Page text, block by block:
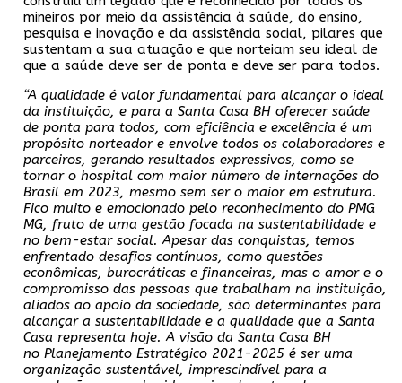
mineiros por meio da assistência à saúde, do ensino,
pesquisa e inovação e da assistência social, pilares que
sustentam a sua atuação e que norteiam seu ideal de
que a saúde deve ser de ponta e deve ser para todos.
“A qualidade é valor fundamental para alcançar o ideal
da instituição, e para a Santa Casa BH oferecer saúde
de ponta para todos, com eficiência e excelência é um
propósito norteador e envolve todos os colaboradores e
parceiros, gerando resultados expressivos, como se
tornar o hospital com maior número de internações do
Brasil em 2023, mesmo sem ser o maior em estrutura.
Fico muito e emocionado pelo reconhecimento do PMG
MG, fruto de uma gestão focada na sustentabilidade e
no bem-estar social. Apesar das conquistas, temos
enfrentado desafios contínuos, como questões
econômicas, burocráticas e financeiras, mas o amor e o
compromisso das pessoas que trabalham na instituição,
aliados ao apoio da sociedade, são determinantes para
alcançar a sustentabilidade e a qualidade que a Santa
Casa representa hoje. A visão da Santa Casa BH
no Planejamento Estratégico 2021-2025 é ser uma
organização sustentável, imprescindível para a